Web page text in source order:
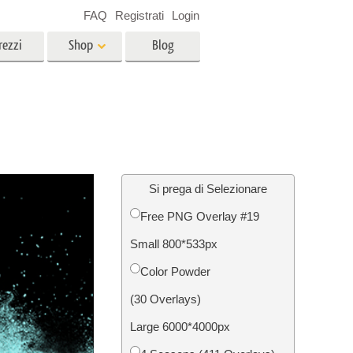
delle
Servizi Foto Restauro
Shop Blog
FAQ Registrati Login
Si prega di Selezionare
Free PNG Overlay #19
Small 800*533px
Color Powder
(30 Overlays)
Large 6000*4000px